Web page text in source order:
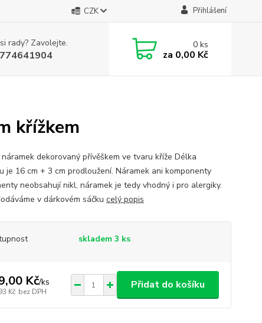
CZK Přihlášení
rady? Zavolejte. 0ks
za 0,00 Kč
křížkem
dekorovaný přívěškem ve tvaru kříže Délka
je 16 cm + 3 cm prodloužení. Náramek ani komponenty
neobsahují nikl, náramek je tedy vhodný i pro alergiky.
v dárkovém sáčku celý popis
skladem 3 ks
Kč/ks
Kč bez DPH
Přidat do košíku